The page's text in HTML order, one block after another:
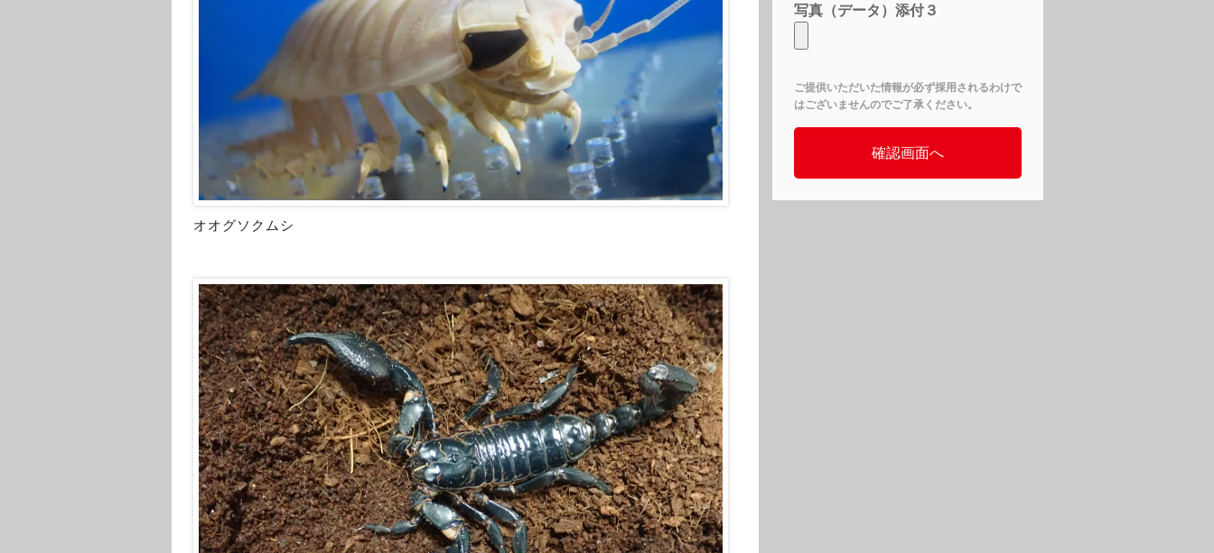
オオグソクムシ
写真（データ）添付３
ご提供いただいた情報が必ず採用されるわけで
はございませんのでご了承ください。